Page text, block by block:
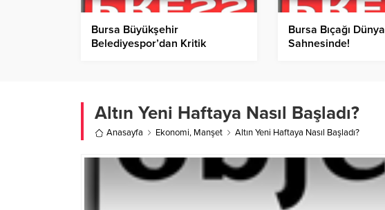
Bursa Büyükşehir
Belediyespor’dan Kritik
Bursa Bıçağı Dünya
Sahnesinde!
Altın Yeni Haftaya Nasıl Başladı?
Anasayfa Ekonomi, Manşet Altın Yeni Haftaya Nasıl Başladı?